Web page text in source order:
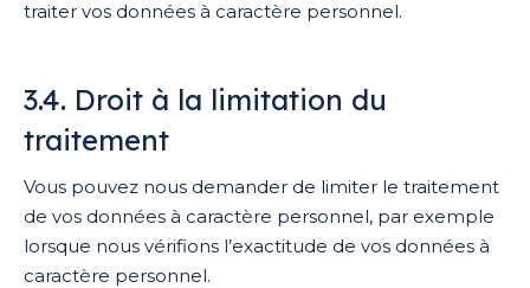
traiter vos données à caractère personnel.
3.4. Droit à la limitation du
traitement
Vous pouvez nous demander de limiter le traitement
de vos données à caractère personnel, par exemple
lorsque nous vérifions l’exactitude de vos données à
caractère personnel.